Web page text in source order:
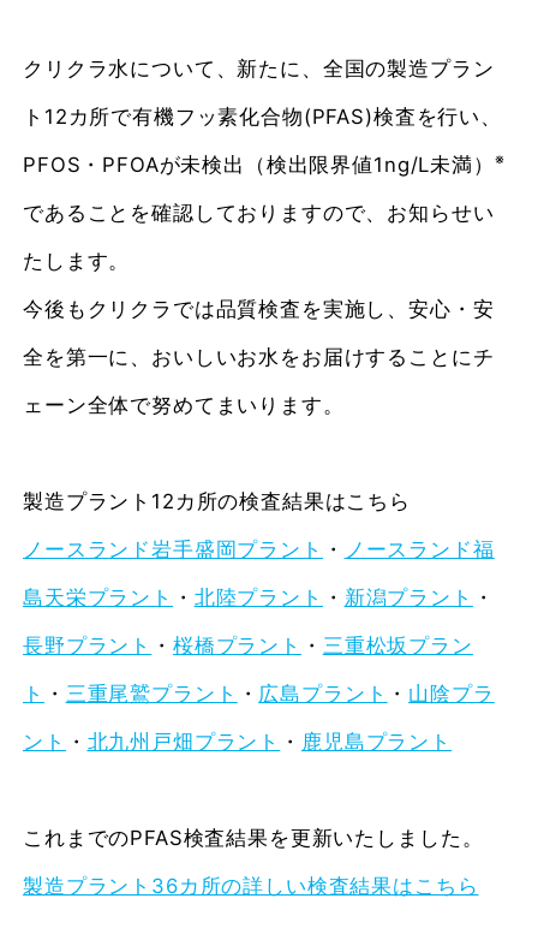
クリクラ水について、新たに、全国の製造プラン
ト12カ所で有機フッ素化合物(PFAS)検査を行い、
PFOS・PFOAが未検出（検出限界値1ng/L未満）
※
であることを確認しておりますので、お知らせい
たします。
今後もクリクラでは品質検査を実施し、安心・安
全を第一に、おいしいお水をお届けすることにチ
ェーン全体で努めてまいります。
製造プラント12カ所の検査結果はこちら
ノースランド岩手盛岡プラント ・
ノースランド福
島天栄プラント ・ 北陸プラント ・ 新潟プラント ・
長野プラント ・ 桜橋プラント ・ 三重松坂プラン
ト ・ 三重尾鷲プラント ・ 広島プラント ・ 山陰プラ
ント ・ 北九州戸畑プラント ・ 鹿児島プラント
これまでのPFAS検査結果を更新いたしました。
製造プラント36カ所の詳しい検査結果はこちら